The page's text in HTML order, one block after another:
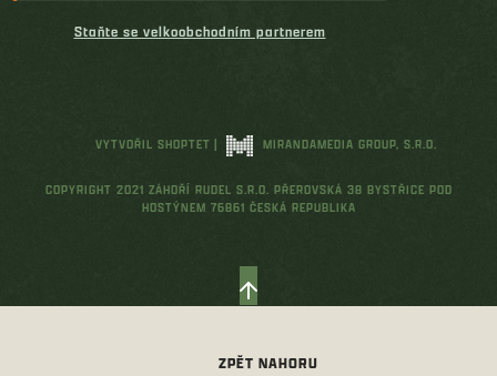
Staňte se velkoobchodním partnerem
VYTVOŘIL SHOPTET | MIRANDAMEDIA GROUP, S.R.O.
COPYRIGHT 2021 ZÁHOŘÍ RUDEL S.R.O. PŘEROVSKÁ 38 BYSTŘICE POD
HOSTÝNEM 76861 ČESKÁ REPUBLIKA